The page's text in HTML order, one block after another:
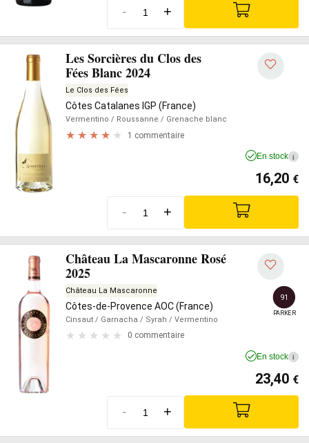
- +
Les Sorcières du Clos des
Fées Blanc 2024
Le Clos des Fées
Côtes Catalanes IGP (France)
Vermentino / Roussanne / Grenache blanc
1 commentaire
En stock i
16,20 €
- +
Château La Mascaronne Rosé
2025
Château La Mascaronne
Côtes-de-Provence AOC (France)
Cinsaut / Garnacha / Syrah / Vermentino
0 commentaire
91
PARKER
En stock i
23,40 €
- +